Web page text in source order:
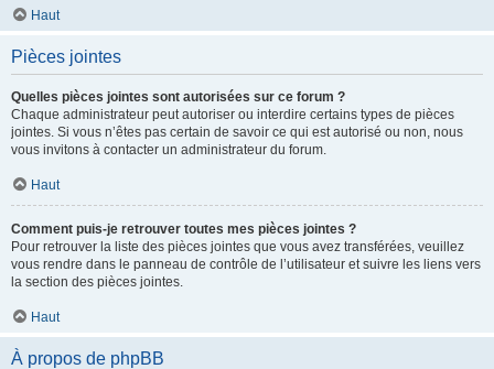
Haut
Pièces jointes
Quelles pièces jointes sont autorisées sur ce forum ?
Chaque administrateur peut autoriser ou interdire certains types de pièces
jointes. Si vous n’êtes pas certain de savoir ce qui est autorisé ou non, nous
vous invitons à contacter un administrateur du forum.
Haut
Comment puis-je retrouver toutes mes pièces jointes ?
Pour retrouver la liste des pièces jointes que vous avez transférées, veuillez
vous rendre dans le panneau de contrôle de l’utilisateur et suivre les liens vers
la section des pièces jointes.
Haut
À propos de phpBB